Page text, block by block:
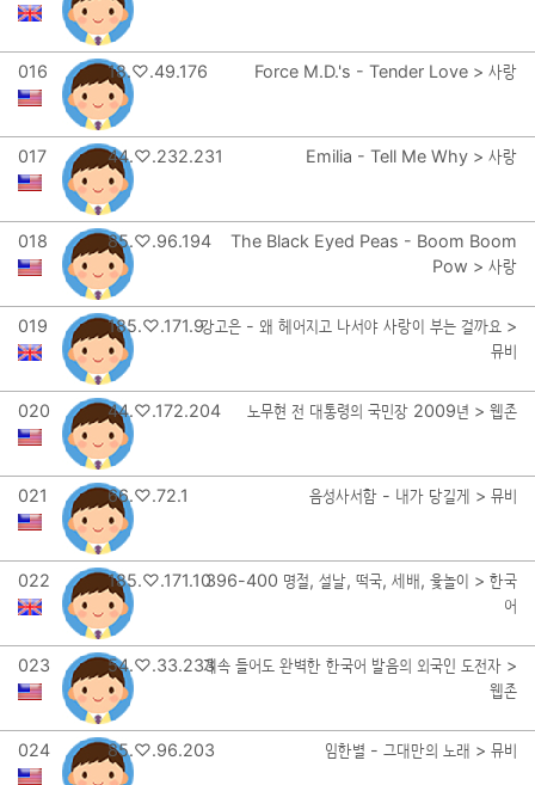
016 18.♡.49.176 Force M.D.'s - Tender Love > 사랑
017 44.♡.232.231 Emilia - Tell Me Why > 사랑
018 85.♡.96.194
The Black Eyed Peas - Boom Boom
Pow > 사랑
019 185.♡.171.9강고은 - 왜 헤어지고 나서야 사랑이 부는 걸까요 >
뮤비
020 44.♡.172.204 노무현 전 대통령의 국민장 2009년 > 웹존
021 66.♡.72.1 음성사서함 - 내가 당길게 > 뮤비
022 185.♡.171.10396-400 명절, 설날, 떡국, 세배, 윷놀이 > 한국
어
023 54.♡.33.233계속 들어도 완벽한 한국어 발음의 외국인 도전자 >
웹존
024 85.♡.96.203 임한별 - 그대만의 노래 > 뮤비